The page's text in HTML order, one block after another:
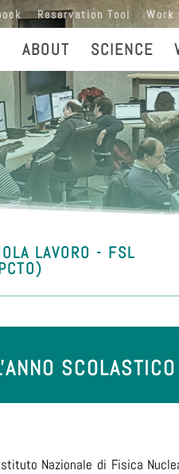
Reservation Tool Work
ABOUT SCIENCE
LAVORO - FSL
Nazionale di Fisica